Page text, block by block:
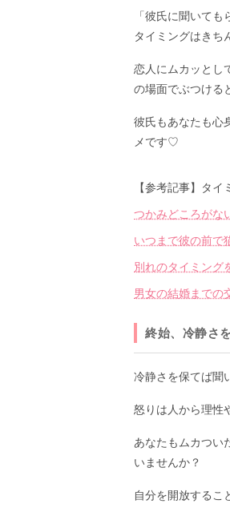
「彼氏に聞いて
タイミングはきち
恋人にムカッとし
の場面でぶつける
彼氏もあなたも心
メです♡
【参考記事】タ
つかみどころがな
いつまで彼の前で
別れのタイミング
男女の結婚までの
終始、冷静さ
冷静さを保てば聞
怒りは人から理性
あなたもムカつい
いませんか？
自分を開放するこ